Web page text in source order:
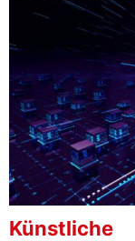
Künstliche